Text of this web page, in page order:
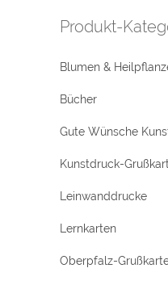
Produkt-
Blumen &
Bücher
Gute Wünsche
Kunstdruck-
Leinwanddrucke
Lernkarten
Oberpfalz-